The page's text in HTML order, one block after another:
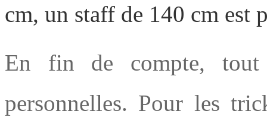
cm, un staff de 140 cm est
En fin de compte, tout
personnelles. Pour les